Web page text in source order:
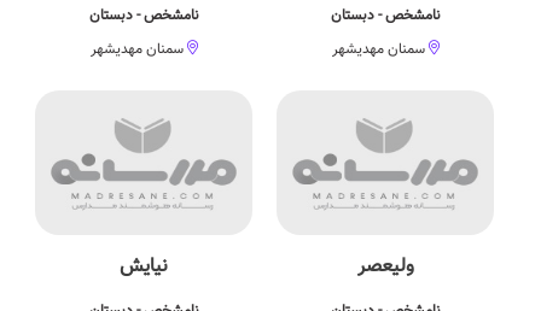
نامشخص - دبستان
سمنان مهدیشهر
نامشخص - دبستان
سمنان مهدیشهر
ولیعصر نیایش